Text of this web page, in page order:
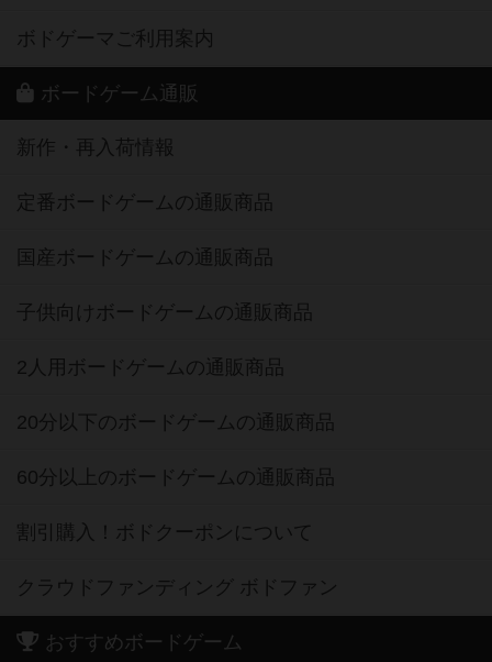
ボドゲーマご利用案内
ボードゲーム通販
新作・再入荷情報
定番ボードゲームの通販商品
国産ボードゲームの通販商品
子供向けボードゲームの通販商品
2人用ボードゲームの通販商品
20分以下のボードゲームの通販商品
60分以上のボードゲームの通販商品
割引購入！ボドクーポンについて
クラウドファンディング ボドファン
おすすめボードゲーム